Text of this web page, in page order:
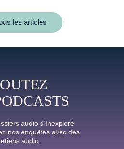
les articles
audio d’Inexploré
nos enquêtes avec des
audio.